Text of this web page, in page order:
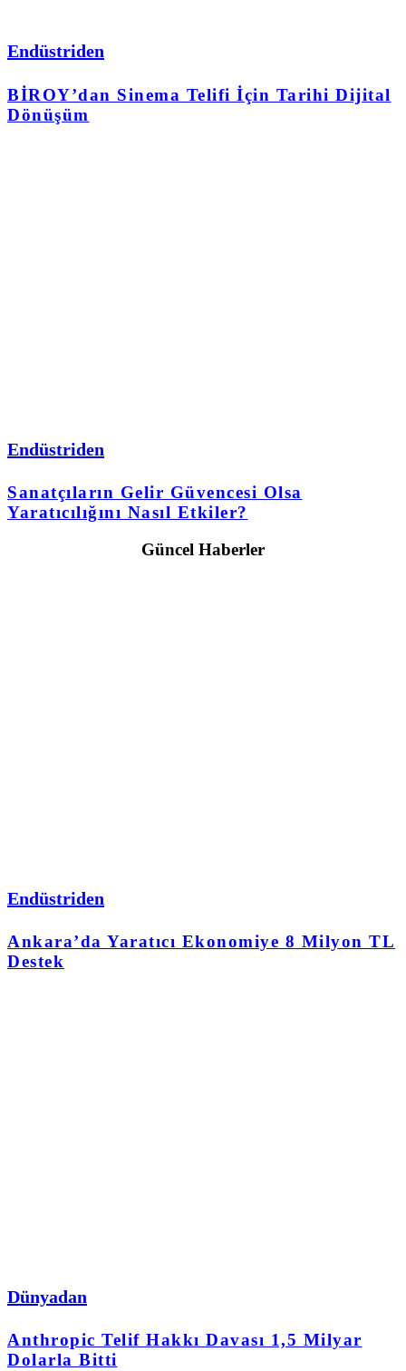
Endüstriden
BİROY’dan Sinema Telifi İçin Tarihi Dijital
Dönüşüm
Endüstriden
Sanatçıların Gelir Güvencesi Olsa
Yaratıcılığını Nasıl Etkiler?
Güncel Haberler
Endüstriden
Ankara’da Yaratıcı Ekonomiye 8 Milyon TL
Destek
Dünyadan
Anthropic Telif Hakkı Davası 1,5 Milyar
Dolarla Bitti